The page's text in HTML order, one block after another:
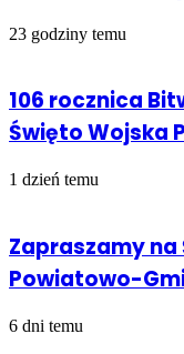
23 godziny temu
106 rocznica
Święto Wojska
1 dzień temu
Zapraszamy na
Powiatowo-
6 dni temu